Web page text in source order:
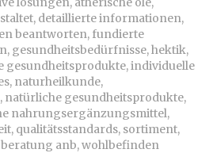
, detaillierte informationen,
beantworten, fundierte
, gesundheitsbedürfnisse,hektik,
gesundheitsprodukte,individuelle
, naturheilkunde,
, natürliche gesundheitsprodukte,
nahrungsergänzungsmittel,
, qualitätsstandards, sortiment,
anb,wohlbefinden